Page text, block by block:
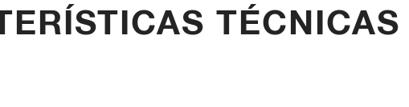
TÉCNICAS